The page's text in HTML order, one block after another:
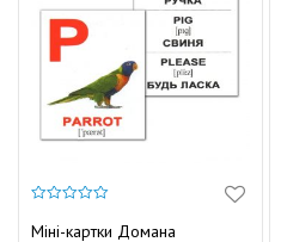
з
5
Міні-картки Домана